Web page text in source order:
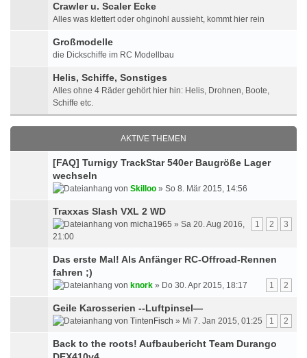
Crawler u. Scaler Ecke
Alles was klettert oder ohginohl aussieht, kommt hier rein
Großmodelle
die Dickschiffe im RC Modellbau
Helis, Schiffe, Sonstiges
Alles ohne 4 Räder gehört hier hin: Helis, Drohnen, Boote,
Schiffe etc.
AKTIVE THEMEN
[FAQ] Turnigy TrackStar 540er Baugröße Lager
wechseln
von Skilloo » So 8. Mär 2015, 14:56
Traxxas Slash VXL 2 WD
1 2 3
von micha1965 » Sa 20. Aug 2016,
21:00
Das erste Mal! Als Anfänger RC-Offroad-Rennen
fahren ;)
1 2
von knork » Do 30. Apr 2015, 18:17
Geile Karosserien --Luftpinsel—
1 2
von TintenFisch » Mi 7. Jan 2015, 01:25
Back to the roots! Aufbaubericht Team Durango